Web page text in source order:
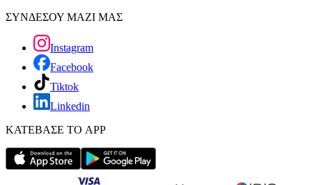
ΣΥΝΔΕΣΟΥ ΜΑΖΙ ΜΑΣ
Instagram
Facebook
Tiktok
Linkedin
ΚΑΤΕΒΑΣΕ ΤΟ APP